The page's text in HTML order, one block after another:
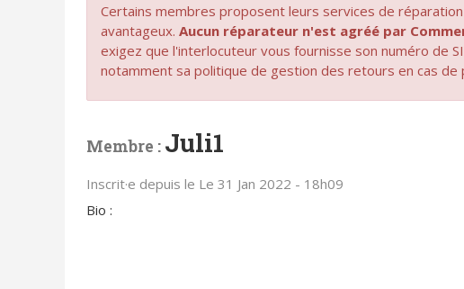
Certains membres proposent leurs services de
avantageux. Aucun réparateur n'est agréé par
exigez que l'interlocuteur vous fournisse son numéro de
notamment sa politique de gestion des retours en cas de
Membre : Juli1
Inscrit·e depuis le Le 31 Jan 2022 - 18h09
Bio :